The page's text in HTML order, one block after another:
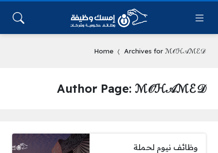
Home Archives for ℳ𝒪ℋ𝒜ℳℰ𝒟
Author Page: ℳ𝒪ℋ𝒜ℳℰ𝒟
وظائف نيوم لحملة